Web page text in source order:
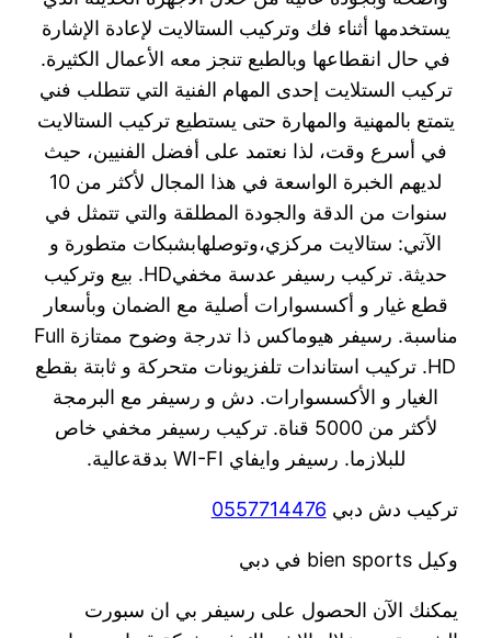
يستخدمها أثناء فك وتركيب الستالايت لإعادة الإشارة
في حال انقطاعها وبالطبع تنجز معه الأعمال الكثيرة.
تركيب الستلايت إحدى المهام الفنية التي تتطلب فني
يتمتع بالمهنية والمهارة حتى يستطيع تركيب الستالايت
في أسرع وقت، لذا نعتمد على أفضل الفنيين، حيث
لديهم الخبرة الواسعة في هذا المجال لأكثر من 10
سنوات من الدقة والجودة المطلقة والتي تتمثل في
الآتي: ستالايت مركزي،وتوصلهابشبكات متطورة و
حديثة. تركيب رسيفر عدسة مخفيHD. بيع وتركيب
قطع غيار و أكسسوارات أصلية مع الضمان وبأسعار
مناسبة. رسيفر هيوماكس ذا تدرجة وضوح ممتازة Full
HD. تركيب استاندات تلفزيونات متحركة و ثابتة بقطع
الغيار و الأكسسوارات. دش و رسيفر مع البرمجة
لأكثر من 5000 قناة. تركيب رسيفر مخفي خاص
للبلازما. رسيفر وايفاي WI-FI بدقةعالية.
تركيب دش دبي 0557714476
وكيل bien sports في دبي
يمكنك الآن الحصول على رسيفر بي ان سبورت